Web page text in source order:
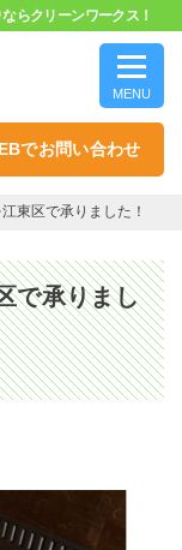
らクリーンワークス！
MENU
でお問い合わせ
東区で承りました！
で承りまし